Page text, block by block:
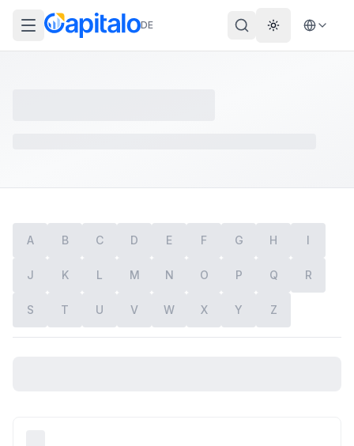
DE Theme
A B C D E F G H I
J K L M N O P Q R
S T U V W X Y Z